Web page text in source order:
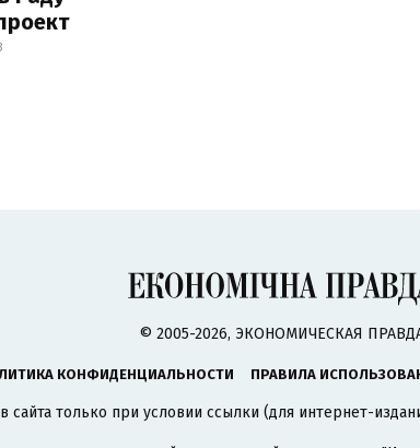
© 2005-2026, ЭКОНОМИЧЕСКАЯ
КОНФИДЕНЦИАЛЬНОСТИ ПРАВИЛА
сайта только при условии ссылки (для интернет-